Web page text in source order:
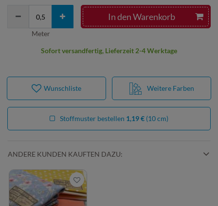
In den Warenkorb
Meter
Sofort versandfertig, Lieferzeit 2-4 Werktage
Weitere Farben
Wunschliste
Stoffmuster bestellen 1,19 € (10 cm)
ANDERE KUNDEN KAUFTEN DAZU: